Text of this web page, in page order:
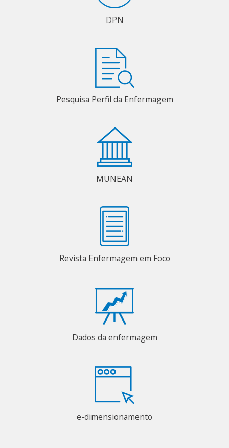
DPN
Pesquisa Perfil da Enfermagem
MUNEAN
Revista Enfermagem em Foco
Dados da enfermagem
e-dimensionamento